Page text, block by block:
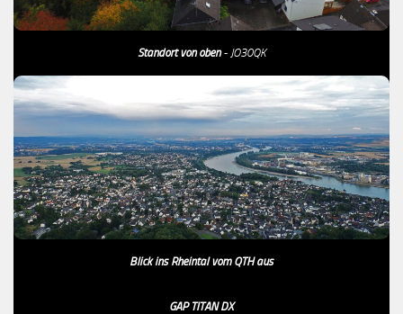
Standort von oben- JO30QK
Blick ins Rheintal vom QTH aus
GAP TITAN DX